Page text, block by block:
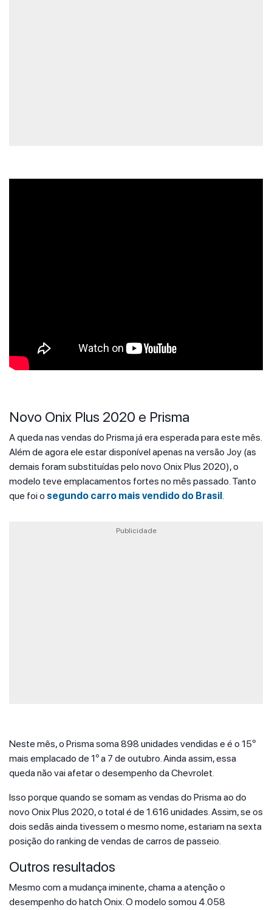
Novo Onix Plus 2020 e Prisma
A queda nas vendas do Prisma já era esperada para este mês.
Além de agora ele estar disponível apenas na versão Joy (as
demais foram substituídas pelo novo Onix Plus 2020), o
modelo teve emplacamentos fortes no mês passado. Tanto
que foi o segundo carro mais vendido do Brasil.
Publicidade
Neste mês, o Prisma soma 898 unidades vendidas e é o 15º
mais emplacado de 1º a 7 de outubro. Ainda assim, essa
queda não vai afetar o desempenho da Chevrolet.
Isso porque quando se somam as vendas do Prisma ao do
novo Onix Plus 2020, o total é de 1.616 unidades. Assim, se os
dois sedãs ainda tivessem o mesmo nome, estariam na sexta
posição do ranking de vendas de carros de passeio.
Outros resultados
Mesmo com a mudança iminente, chama a atenção o
desempenho do hatch Onix. O modelo somou 4.058